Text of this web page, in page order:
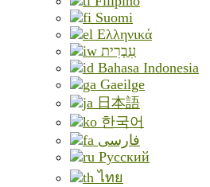
Suomi
Ελληνικά
עִבְרִית
Bahasa Indonesia
Gaeilge
日本語
한국어
فارسی
Русский
ไทย